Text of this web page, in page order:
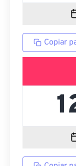
Copiar